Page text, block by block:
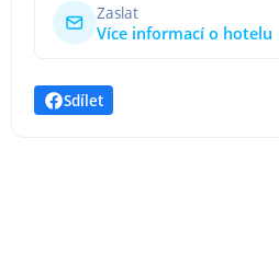
Zaslat
Více informací o hotelu
Sdílet